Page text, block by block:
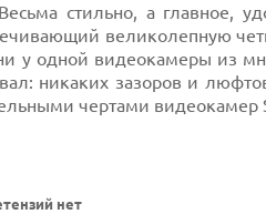
стильно, а главное,
великолепную
у одной видеокамеры из
никаких зазоров и
чертами видеокамер
нет